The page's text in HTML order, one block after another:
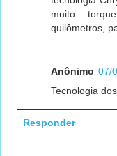
muito
quilômetros,
Anônimo 07/
Tecnologia
Responder